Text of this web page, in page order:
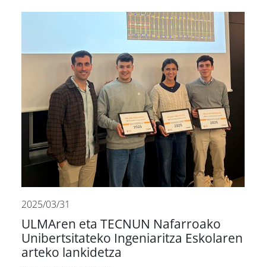
2025/03/31
ULMAren eta TECNUN Nafarroako
Unibertsitateko Ingeniaritza Eskolaren
arteko lankidetza